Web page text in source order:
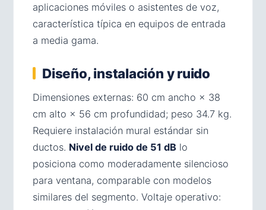
aplicaciones móviles o asistentes de voz,
característica típica en equipos de entrada
a media gama.
Diseño, instalación y ruido
Dimensiones externas: 60 cm ancho × 38
cm alto × 56 cm profundidad; peso 34.7 kg.
Requiere instalación mural estándar sin
ductos. Nivel de ruido de 51 dB lo
posiciona como moderadamente silencioso
para ventana, comparable con modelos
similares del segmento. Voltaje operativo: